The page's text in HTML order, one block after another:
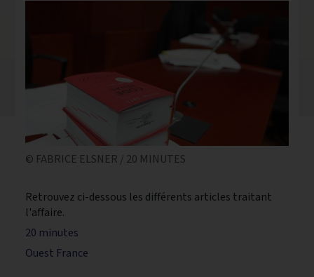
© FABRICE ELSNER / 20 MINUTES
Retrouvez ci-dessous les différents articles traitant
l'affaire.
20 minutes
Ouest France